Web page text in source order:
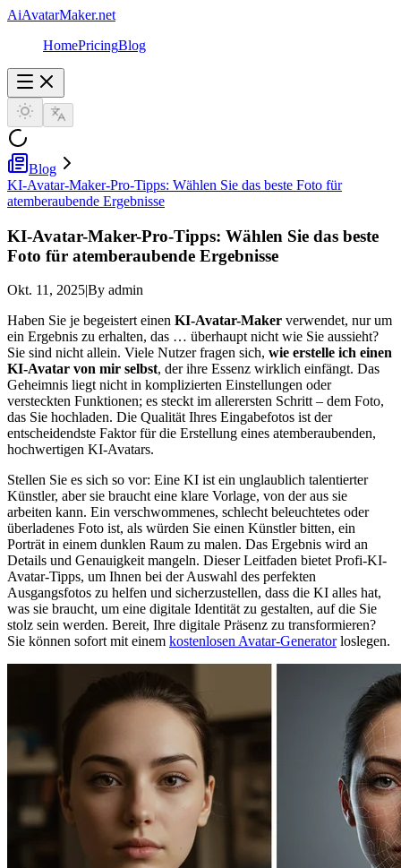
AiAvatarMaker.net
HomePricingBlog
Blog
KI-Avatar-Maker-Pro-Tipps: Wählen Sie das beste Foto für
atemberaubende Ergebnisse
KI-Avatar-Maker-Pro-Tipps: Wählen Sie das beste
Foto für atemberaubende Ergebnisse
Okt. 11, 2025|By admin
Haben Sie je begeistert einen KI-Avatar-Maker verwendet, nur um
ein Ergebnis zu erhalten, das … überhaupt nicht wie Sie aussieht?
Sie sind nicht allein. Viele Nutzer fragen sich, wie erstelle ich einen
KI-Avatar von mir selbst, der ihre Essenz wirklich einfängt. Das
Geheimnis liegt nicht in komplizierten Einstellungen oder
versteckten Funktionen; es steckt im allerersten Schritt – dem Foto,
das Sie hochladen. Die Qualität Ihres Eingabefotos ist der
entscheidendste Faktor für die Erstellung eines atemberaubenden,
hochwertigen KI-Avatars.
Stellen Sie es sich so vor: Eine KI ist ein unglaublich talentierter
Künstler, aber sie braucht eine klare Vorlage, von der aus sie
arbeiten kann. Ein verschwommenes, schlecht beleuchtetes oder
überladenes Foto ist, als würden Sie einen Künstler bitten, ein
Porträt in einem dunklen Raum zu malen. Das Ergebnis wird an
Details und Genauigkeit mangeln. Dieser Leitfaden bietet Profi-KI-
Avatar-Tipps, um Ihnen bei der Auswahl des perfekten
Ausgangsfotos zu helfen und sicherzustellen, dass die KI alles hat,
was sie braucht, um eine digitale Identität zu gestalten, auf die Sie
stolz sein werden. Bereit, Ihre digitale Präsenz zu transformieren?
Sie können sofort mit einem kostenlosen Avatar-Generatorloslegen.